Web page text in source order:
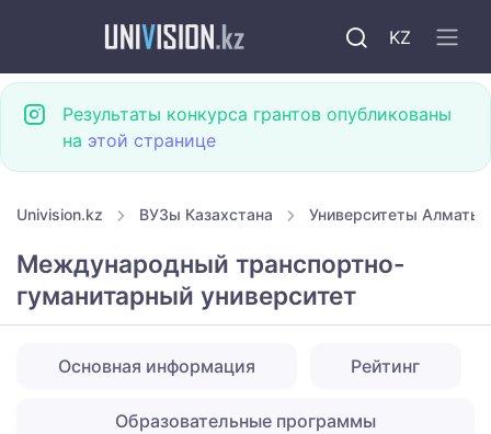
KZ
Результаты конкурса грантов опубликованы
на этой странице
Univision.kz ВУЗы Казахстана Университеты Алматы
Международный транспортно-
гуманитарный университет
Основная информация Рейтинг
Образовательные программы